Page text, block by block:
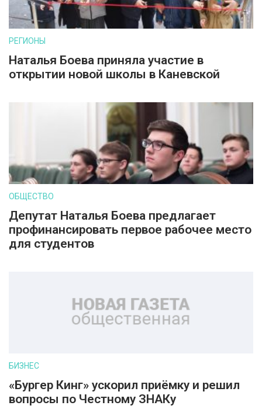
РЕГИОНЫ
Наталья Боева приняла участие в
открытии новой школы в Каневской
ОБЩЕСТВО
Депутат Наталья Боева предлагает
профинансировать первое рабочее место
для студентов
БИЗНЕС
«Бургер Кинг» ускорил приёмку и решил
вопросы по Честному ЗНАКу